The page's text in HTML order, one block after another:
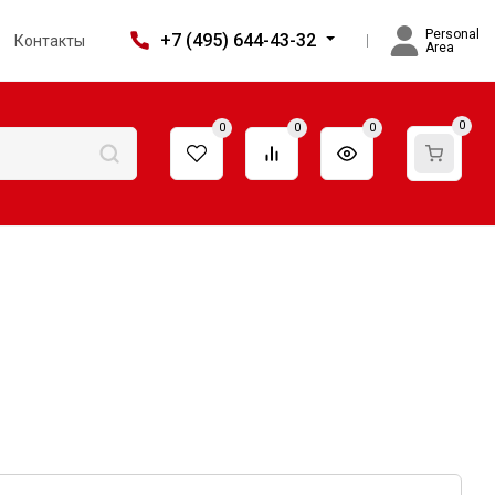
Контакты +7 (495) 644-43-32
Personal
Area
0 0 0 0